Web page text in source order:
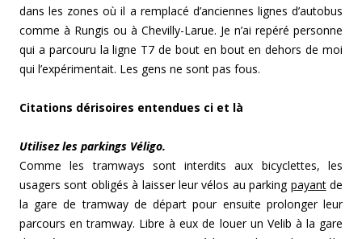
dans les zones où il a remplacé d’anciennes lignes d’autobus
comme à Rungis ou à Chevilly-Larue. Je n’ai repéré personne
qui a parcouru la ligne T7 de bout en bouten dehors de moi
qui l’expérimentait. Les gens ne sont pas fous.
Citations dérisoires entendues ci et là
Utilisez les parkings Véligo.
Comme les tramways sont interdits aux bicyclettes, les
usagers sont obligés à laisser leur vélos au parking payantde
la gare de tramway de départ pour ensuite prolonger leur
parcours en tramway. Libre à eux de louer un Velib à la gare